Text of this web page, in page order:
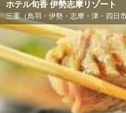
ホテル旬香 伊勢志摩リゾート
三重（鳥羽・伊勢・志摩・津・四日